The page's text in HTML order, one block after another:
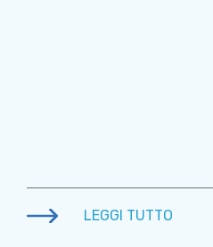
LEGGI TUTTO